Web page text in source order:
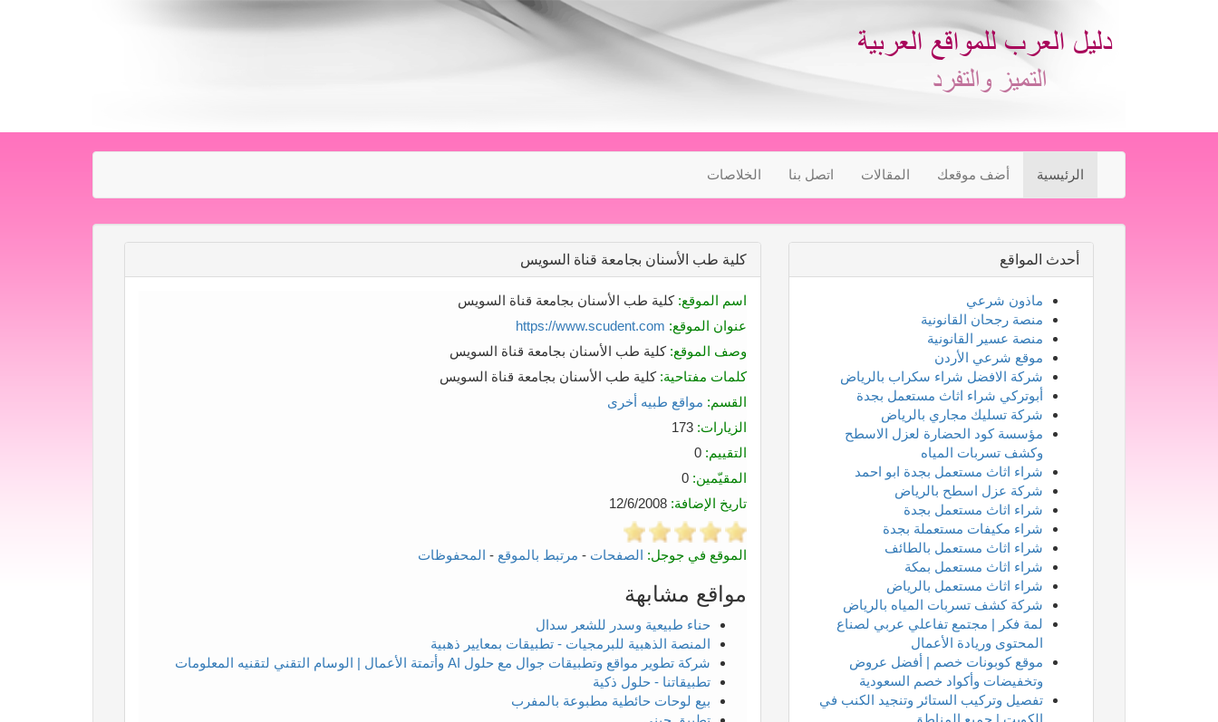
الرئيسية أضف موقعك المقالات اتصل بنا الخلاصات
كلية طب الأسنان بجامعة قناة السويس
اسم الموقع: كلية طب الأسنان بجامعة قناة السويس
عنوان الموقع: https://www.scudent.com
وصف الموقع: كلية طب الأسنان بجامعة قناة السويس
كلمات مفتاحية: كلية طب الأسنان بجامعة قناة السويس
القسم: مواقع طبيه أخرى
الزيارات:
التقييم:
المقيّمين:
تاريخ الإضافة:
الموقع في جوجل: الصفحات - مرتبط بالموقع - المحفوظات
مواقع مشابهة
حناء طبيعية وسدر للشعر سدال
المنصة الذهبية للبرمجيات - تطبيقات بمعايير ذهبية
شركة تطوير مواقع وتطبيقات جوال مع حلول AI وأتمتة الأعمال | الوسام التقني لتقنيه المعلومات
تطبيقاتنا - حلول ذكية
بيع لوحات حائطية مطبوعة بالمفرب
أحدث المواقع
ماذون شرعي
منصة رجحان القانونية
منصة عسير القانونية
موقع شرعي الأردن
شركة الافضل شراء سكراب بالرياض
أبوتركي شراء اثاث مستعمل بجدة
شركة تسليك مجاري بالرياض
مؤسسة كود الحضارة لعزل الاسطح
وكشف تسربات المياه
شراء اثاث مستعمل بجدة ابو احمد
شركة عزل اسطح بالرياض
شراء اثاث مستعمل بجدة
شراء مكيفات مستعملة بجدة
شراء اثاث مستعمل بالطائف
شراء اثاث مستعمل بمكة
شراء اثاث مستعمل بالرياض
شركة كشف تسربات المياه بالرياض
لمة فكر | مجتمع تفاعلي عربي لصناع
المحتوى وريادة الأعمال
موقع كوبونات خصم | أفضل عروض
وتخفيضات وأكواد خصم السعودية
تفصيل وتركيب الستائر وتنجيد الكنب في
الكويت | جميع المناطق